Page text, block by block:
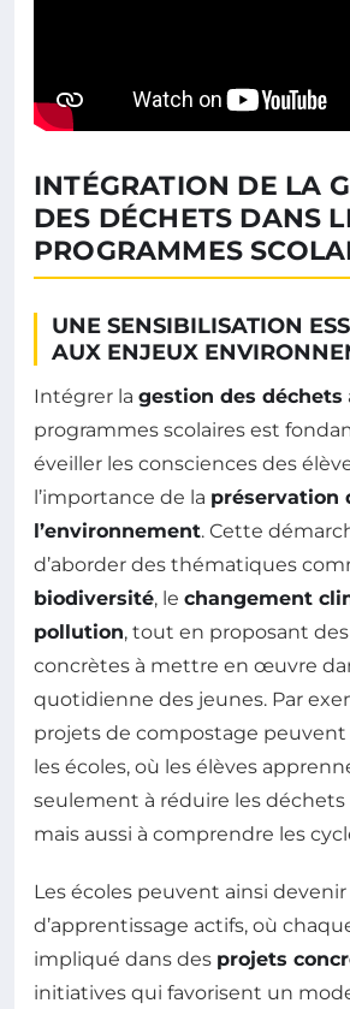
INTÉGRATION DE LA
DES DÉCHETS DANS
PROGRAMMES
UNE SENSIBILISATION
AUX ENJEUX
Intégrer la gestion des déchets
programmes scolaires est
éveiller les consciences des
l’importance de la préservation
l’environnement. Cette
d’aborder des thématiques
biodiversité, le changement
pollution, tout en proposant
concrètes à mettre en œuvre
quotidienne des jeunes. Par
projets de compostage
les écoles, où les élèves
seulement à réduire les déchets
mais aussi à comprendre les
Les écoles peuvent ainsi
d’apprentissage actifs, où
impliqué dans des projets
initiatives qui favorisent un